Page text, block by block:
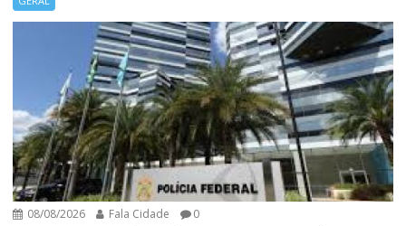
08/08/2026 Fala Cidade 0